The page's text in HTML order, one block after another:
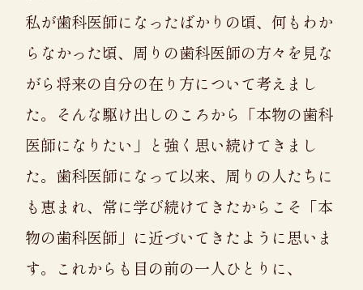
私が歯科医師になったばかりの頃、何もわか
らなかった頃、周りの歯科医師の方々を見な
がら将来の自分の在り方について考えまし
た。そんな駆け出しのころから「本物の歯科
医師になりたい」と強く思い続けてきまし
た。歯科医師になって以来、周りの人たちに
も恵まれ、常に学び続けてきたからこそ「本
物の歯科医師」に近づいてきたように思いま
す。
これからも目の前の一人ひとりに、